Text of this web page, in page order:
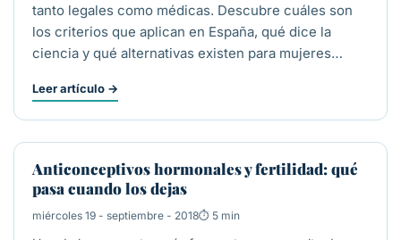
tanto legales como médicas. Descubre cuáles son
los criterios que aplican en España, qué dice la
ciencia y qué alternativas existen para mujeres…
Leer artículo →
FERTILIDAD
Anticonceptivos hormonales y fertilidad: qué
pasa cuando los dejas
miércoles 19 - septiembre - 2018 5 min